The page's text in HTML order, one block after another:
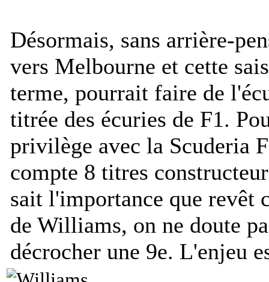
Désormais, sans arrière-
vers Melbourne et cette
terme, pourrait faire de
titrée des écuries de F1.
privilège avec la Scuderia
compte 8 titres
sait l'importance que revêt
de Williams, on ne doute
décrocher une 9e. L'enjeu